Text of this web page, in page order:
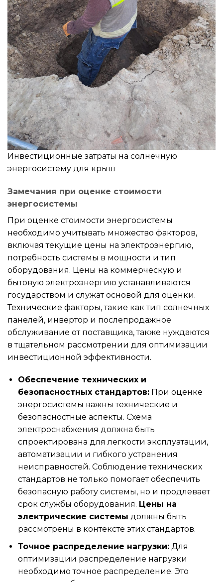
Инвестиционные затраты на солнечную
энергосистему для крыш
Замечания при оценке стоимости
энергосистемы
При оценке стоимости энергосистемы
необходимо учитывать множество факторов,
включая текущие цены на электроэнергию,
потребность системы в мощности и тип
оборудования. Цены на коммерческую и
бытовую электроэнергию устанавливаются
государством и служат основой для оценки.
Технические факторы, такие как тип солнечных
панелей, инвертор и послепродажное
обслуживание от поставщика, также нуждаются
в тщательном рассмотрении для оптимизации
инвестиционной эффективности.
Обеспечение технических и
безопасностных стандартов:При оценке
энергосистемы важны технические и
безопасностные аспекты. Схема
электроснабжения должна быть
спроектирована для легкости эксплуатации,
автоматизации и гибкого устранения
неисправностей. Соблюдение технических
стандартов не только помогает обеспечить
безопасную работу системы, но и продлевает
срок службы оборудования. Цены на
электрические системы должны быть
рассмотрены в контексте этих стандартов.
Точное распределение нагрузки:Для
оптимизации распределение нагрузки
необходимо точное распределение. Это